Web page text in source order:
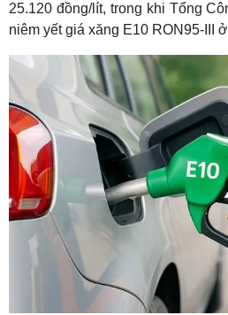
25.120 đồng/lít, trong khi Tổng
niêm yết giá xăng E10 RON95-III